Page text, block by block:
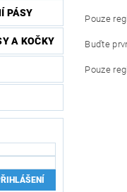
PÁSY
A KOČKY
Pouze
Buďte
Pouze